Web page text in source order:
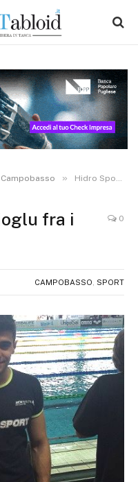
Campobasso » Hidro Sport, Hantjoglu fra i big del nuoto
fra i
0
CAMPOBASSO SPORT